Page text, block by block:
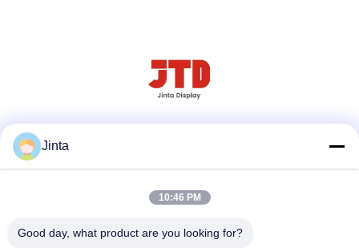
Jinta
10:46 PM
Good day, what product are you looking for?